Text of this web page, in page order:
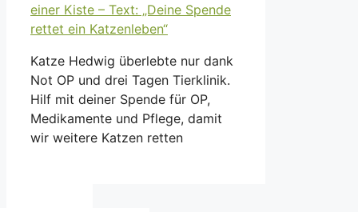
Katze Hedwig überlebte nur dank
Not OP und drei Tagen Tierklinik.
Hilf mit deiner Spende für OP,
Medikamente und Pflege, damit
wir weitere Katzen retten